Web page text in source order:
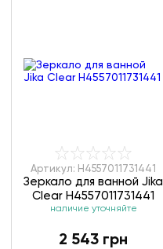
Артикул: H4557011731441
Зеркало для ванной Jika
Clear H4557011731441
наличие уточняйте
2 543 грн